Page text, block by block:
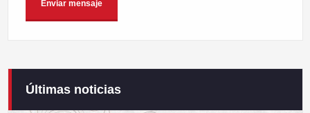
Últimas noticias